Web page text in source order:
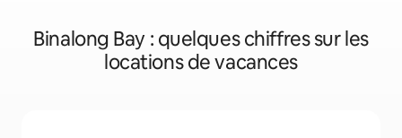
Binalong Bay : quelques chiffres sur les
locations de vacances